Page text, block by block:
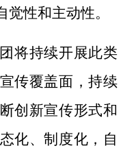
性和主动性。
将持续开展此类
传覆盖面，持续
创新宣传形式和
化、制度化，自